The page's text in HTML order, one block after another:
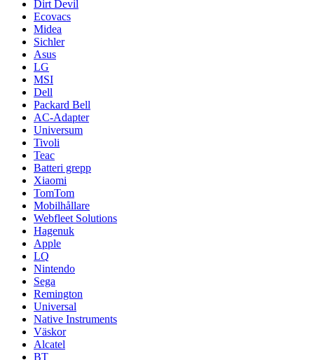
Dirt Devil
Ecovacs
Midea
Sichler
Asus
LG
MSI
Dell
Packard Bell
AC-Adapter
Universum
Tivoli
Teac
Batteri grepp
Xiaomi
TomTom
Mobilhållare
Webfleet Solutions
Hagenuk
Apple
LQ
Nintendo
Sega
Remington
Universal
Native Instruments
Väskor
Alcatel
BT